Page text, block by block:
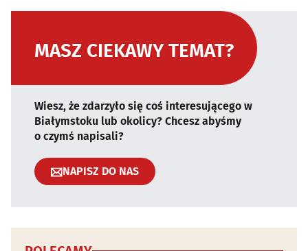
MASZ CIEKAWY TEMAT?
Wiesz, że zdarzyło się coś interesującego w
Białymstoku lub okolicy? Chcesz abyśmy
o czymś napisali?
NAPISZ DO NAS